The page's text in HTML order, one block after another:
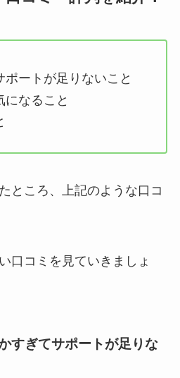
ポートが足りないこと
になること
ところ、上記のような口コ
口コミを見ていきましょ
すぎてサポートが足りな